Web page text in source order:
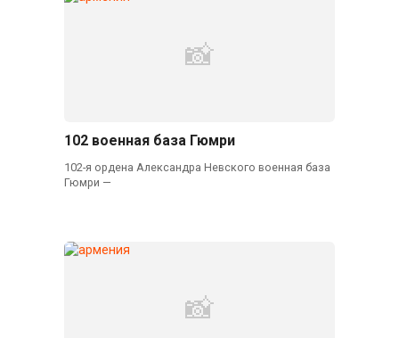
102 военная база Гюмри
102-я ордена Александра Невского военная база
Гюмри —